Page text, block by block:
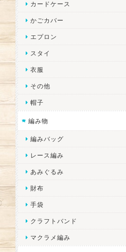
カードケース
かごカバー
エプロン
スタイ
衣服
その他
帽子
編み物
編みバッグ
レース編み
あみぐるみ
財布
手袋
クラフトバンド
マクラメ編み